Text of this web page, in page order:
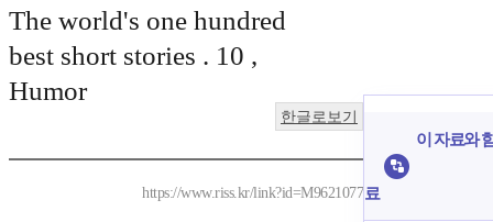
The world's one hundred
best short stories . 10 ,
Humor
한글로보기
https://www.riss.kr/link?id=M9621077
이 자료와
료